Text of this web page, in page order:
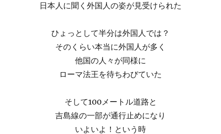
日本人に聞く外国人の姿が見受けられた
ひょっとして半分は外国人では？
そのくらい本当に外国人が多く
他国の人々が同様に
ローマ法王を待ちわびていた
そして100メートル道路と
吉島線の一部が通行止めになり
いよいよ！という時